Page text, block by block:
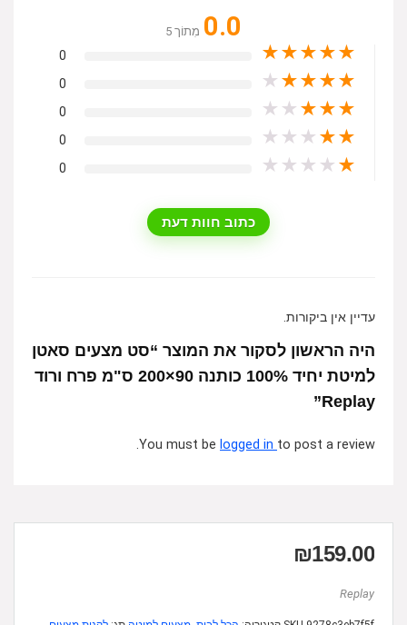
0.0 מִתוֹך 5
★
★
★
★
★
0
★
★
★
★
★
0
★
★
★
★
★
0
★
★
★
★
★
0
★
★
★
★
★
0
כתוב חוות דעת
עדיין אין ביקורות.
היה הראשון לסקור את המוצר “סט מצעים סאטן
למיטת יחיד 100% כותנה 90×200 ס"מ פרח ורוד
Replay”
You must be logged in to post a review.
₪159.00
Replay